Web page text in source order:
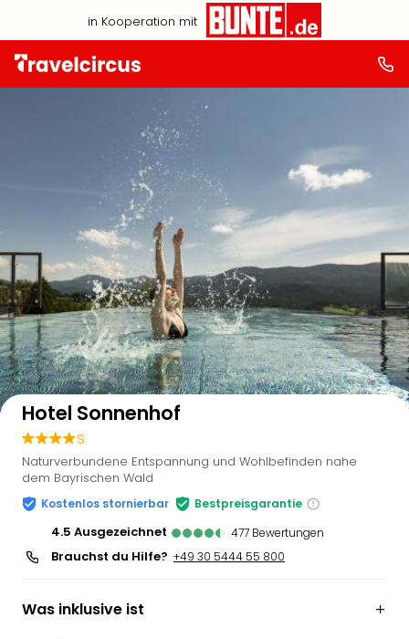
in Kooperation mit
Auf der Karte anzeigen
Hotel Sonnenhof
s
Naturverbundene Entspannung und Wohlbefinden nahe
dem Bayrischen Wald
Kostenlos stornierbar Bestpreisgarantie
4.5 ausgezeichnet 477 Bewertungen
Brauchst du Hilfe? +49 30 5444 55 800
Was inklusive ist